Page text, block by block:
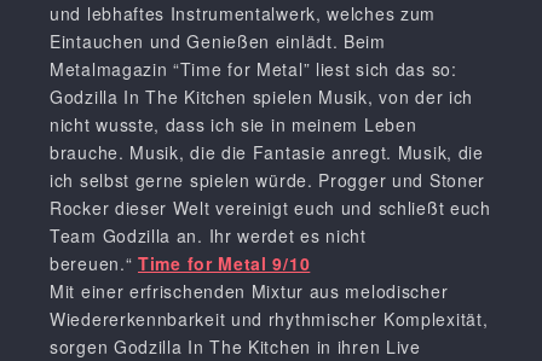
und lebhaftes Instrumentalwerk, welches zum
Eintauchen und Genießen einlädt. Beim
Metalmagazin “Time for Metal” liest sich das so:
Godzilla In The Kitchen spielen Musik, von der ich
nicht wusste, dass ich sie in meinem Leben
brauche. Musik, die die Fantasie anregt. Musik, die
ich selbst gerne spielen würde. Progger und Stoner
Rocker dieser Welt vereinigt euch und schließt euch
Team Godzilla an. Ihr werdet es nicht
bereuen.“ Time for Metal 9/10
Mit einer erfrischenden Mixtur aus melodischer
Wiedererkennbarkeit und rhythmischer Komplexität,
sorgen Godzilla In The Kitchen in ihren Live